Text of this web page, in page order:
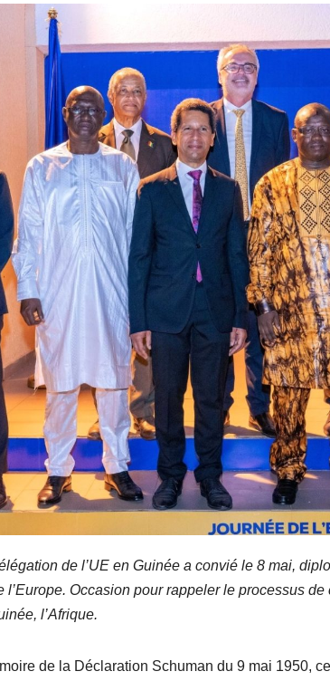
de l’UE en Guinée a convié le 8 mai,
l’Europe. Occasion pour rappeler le processus
l’Afrique.
de la Déclaration Schuman du 9 mai 1950,